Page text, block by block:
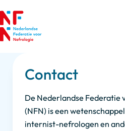
Contact
De Nederlandse Federatie
(NFN) is een
internist-nefrologen en